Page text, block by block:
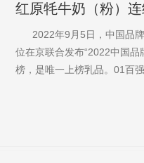
红原牦牛奶（粉）
2022年9月5日，中国品牌
位在京联合发布“2022中国
榜，是唯一上榜乳品。01百